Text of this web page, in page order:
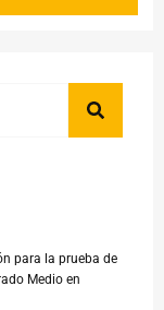
para la prueba de
Medio en